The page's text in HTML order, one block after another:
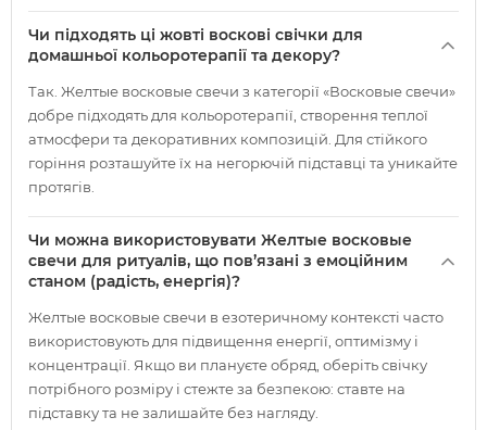
Чи підходять ці жовті воскові свічки для
домашньої кольоротерапії та декору?
Так. Желтые восковые свечи з категорії «Восковые свечи»
добре підходять для кольоротерапії, створення теплої
атмосфери та декоративних композицій. Для стійкого
горіння розташуйте їх на негорючій підставці та уникайте
протягів.
Чи можна використовувати Желтые восковые
свечи для ритуалів, що пов’язані з емоційним
станом (радість, енергія)?
Желтые восковые свечи в езотеричному контексті часто
використовують для підвищення енергії, оптимізму і
концентрації. Якщо ви плануєте обряд, оберіть свічку
потрібного розміру і стежте за безпекою: ставте на
підставку та не залишайте без нагляду.